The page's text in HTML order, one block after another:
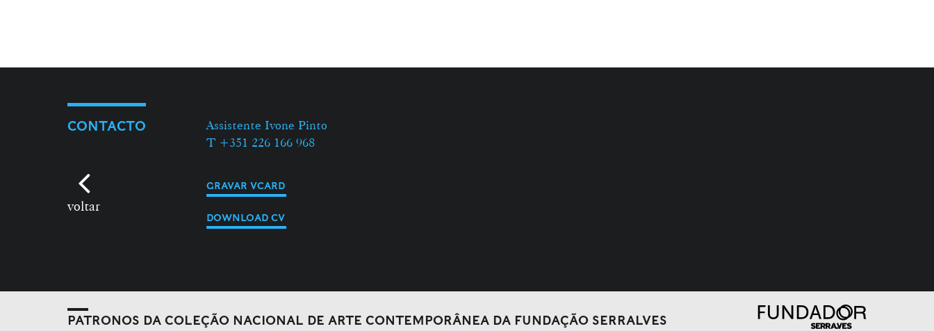
CONTACTO
voltar
Assistente Ivone Pinto
T +351 226 166 968
GRAVAR VCARD
DOWNLOAD CV
PATRONOS DA COLEÇÃO NACIONAL DE ARTE CONTEMPORÂNEA DA FUNDAÇÃO SERRALVES